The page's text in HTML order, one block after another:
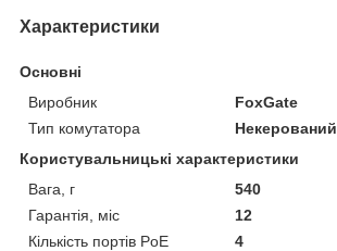
Характеристики
Основні
Виробник
FoxGate
Тип комутатора
Некерований
Користувальницькі характеристики
Вага, г
540
Гарантія, міс
12
Кількість портів PoE
4